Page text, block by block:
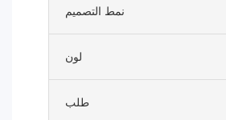
نمط التصميم
لون
طلب